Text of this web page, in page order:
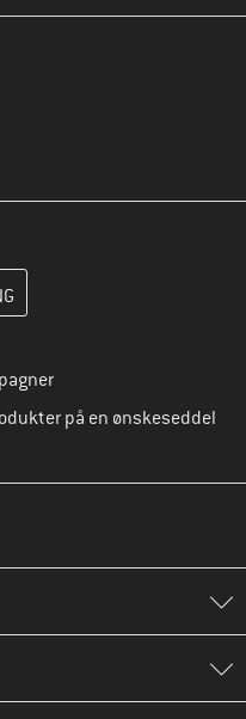
i næste trin din
på en ønskeseddel